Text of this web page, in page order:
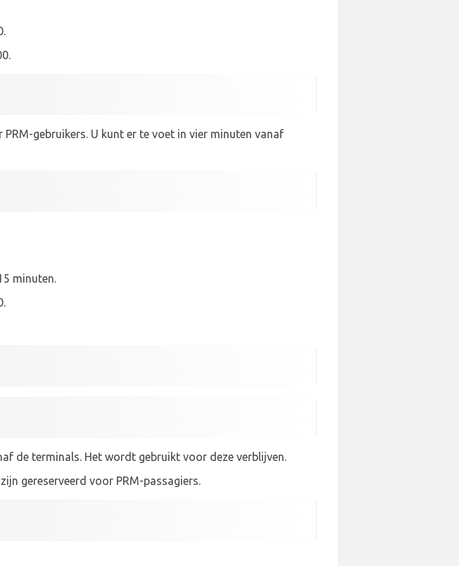
gebruikers. U kunt er te voet in vier minuten vanaf
minuten.
de terminals. Het wordt gebruikt voor deze verblijven.
gereserveerd voor PRM-passagiers.